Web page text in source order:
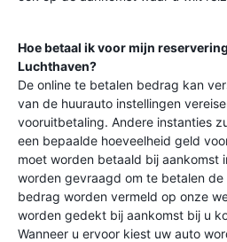
Hoe betaal ik voor mijn
Luchthaven?
De online te betalen bedrag kan
van de huurauto instellingen
vooruitbetaling. Andere instanties
een bepaalde hoeveelheid geld
moet worden betaald bij aankomst
worden gevraagd om te betalen
bedrag worden vermeld op onze
worden gedekt bij aankomst bij u
Wanneer u ervoor kiest uw auto